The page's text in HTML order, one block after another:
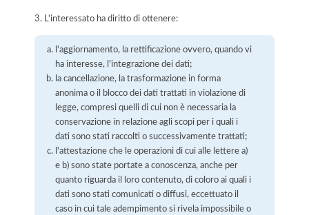
3. L'interessato ha diritto di ottenere:
l'aggiornamento, la rettificazione ovvero, quando vi
ha interesse, l'integrazione dei dati;
la cancellazione, la trasformazione in forma
anonima o il blocco dei dati trattati in violazione di
legge, compresi quelli di cui non è necessaria la
conservazione in relazione agli scopi per i quali i
dati sono stati raccolti o successivamente trattati;
l'attestazione che le operazioni di cui alle lettere a)
e b) sono state portate a conoscenza, anche per
quanto riguarda il loro contenuto, di coloro ai quali i
dati sono stati comunicati o diffusi, eccettuato il
caso in cui tale adempimento si rivela impossibile o